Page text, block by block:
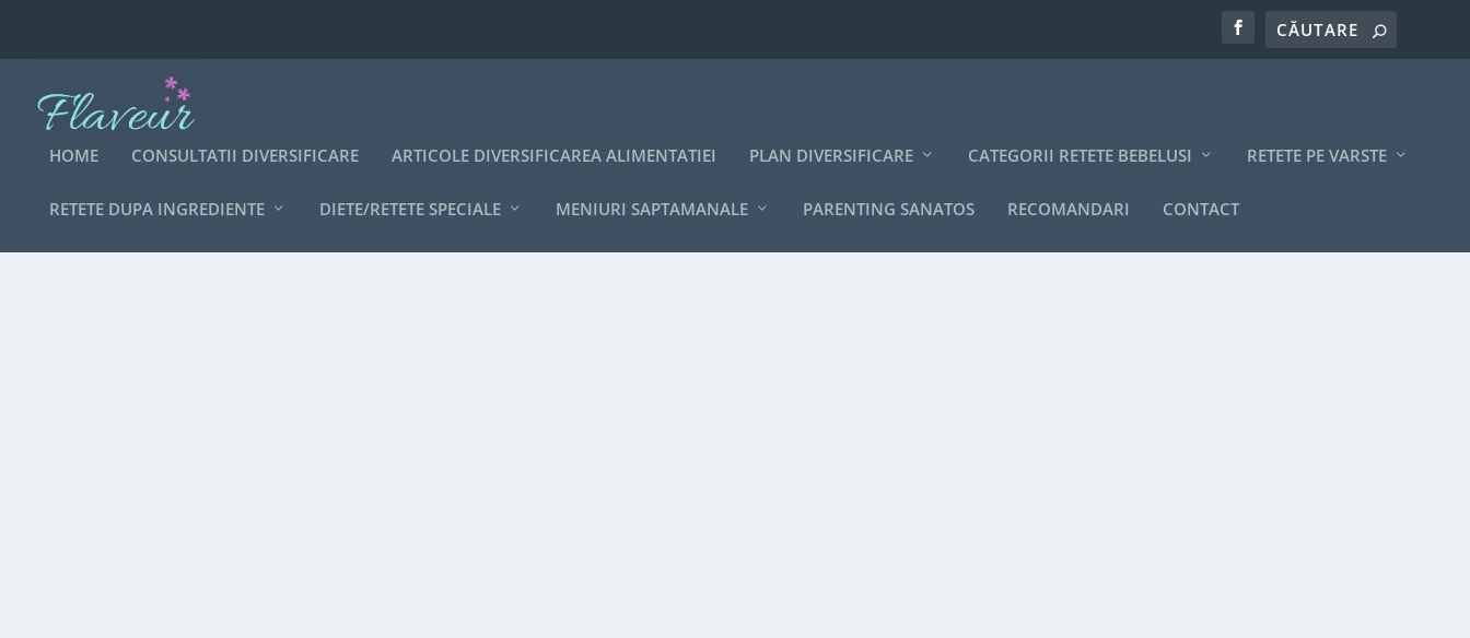
HOME CONSULTATII DIVERSIFICARE ARTICOLE DIVERSIFICAREA ALIMENTATIEI PLAN DIVERSIFICARE CATEGORII RETETE BEBELUSI RETETE PE VARSTE
RETETE DUPA INGREDIENTE DIETE/RETETE SPECIALE MENIURI SAPTAMANALE PARENTING SANATOS RECOMANDARI CONTACT